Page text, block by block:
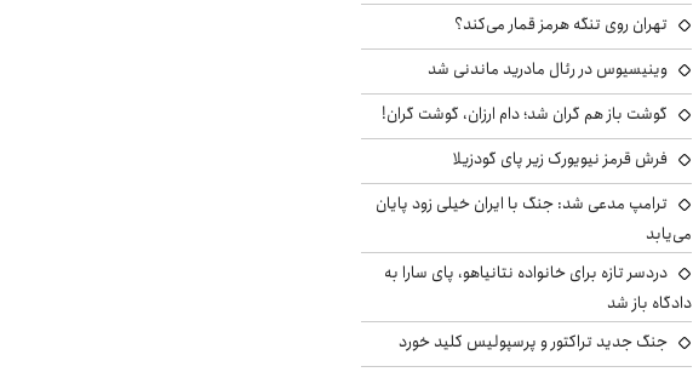
تهران روی تنگه هرمز قمار می‌کند؟
وینیسیوس در رئال مادرید ماندنی شد
گوشت باز هم گران شد؛ دام ارزان، گوشت گران!
فرش قرمز نیویورک زیر پای گودزیلا
ترامپ مدعی شد: جنگ با ایران خیلی زود پایان
می‌یابد
دردسر تازه برای خانواده نتانیاهو، پای سارا به
دادگاه باز شد
جنگ جدید تراکتور و پرسپولیس کلید خورد